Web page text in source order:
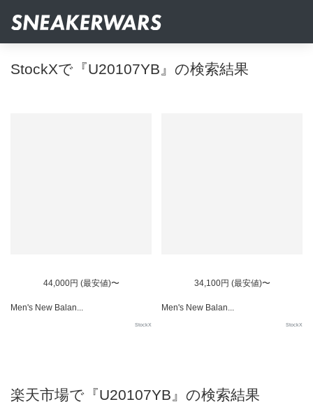
StockXで『U20107YB』の検索結果
44,000円 (最安値)〜
Men's New Balan...
StockX
34,100円 (最安値)〜
Men's New Balan...
StockX
楽天市場で『U20107YB』の検索結果